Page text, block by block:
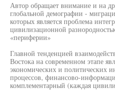
Автор обращает внимание и на
глобальной демографии -
которых является проблема
цивилизационной
«периферии»
Главной тенденцией
Востока на современном этапе
экономических и политических
процессов, финансово-
комплементарный (каждая